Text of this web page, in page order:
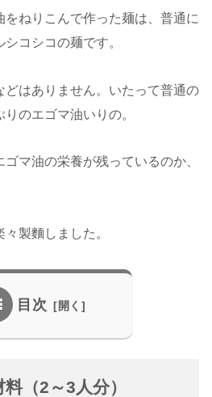
ねりこんで作った麺は、普通に
コシコの麺です。
どはありません。いたって普通の
のエゴマ油いりの。
マ油の栄養が残っているのか、
々製麵しました。
目次
（2～3人分）